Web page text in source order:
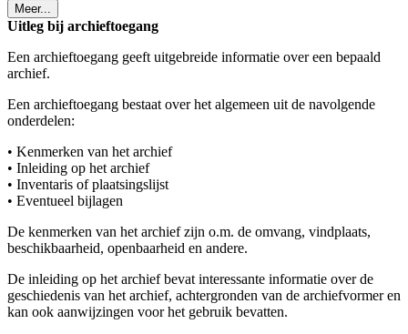
Meer...
Uitleg bij archieftoegang
Een archieftoegang geeft uitgebreide informatie over een bepaald
archief.
Een archieftoegang bestaat over het algemeen uit de navolgende
onderdelen:
• Kenmerken van het archief
• Inleiding op het archief
• Inventaris of plaatsingslijst
• Eventueel bijlagen
De kenmerken van het archief zijn o.m. de omvang, vindplaats,
beschikbaarheid, openbaarheid en andere.
De inleiding op het archief bevat interessante informatie over de
geschiedenis van het archief, achtergronden van de archiefvormer en
kan ook aanwijzingen voor het gebruik bevatten.